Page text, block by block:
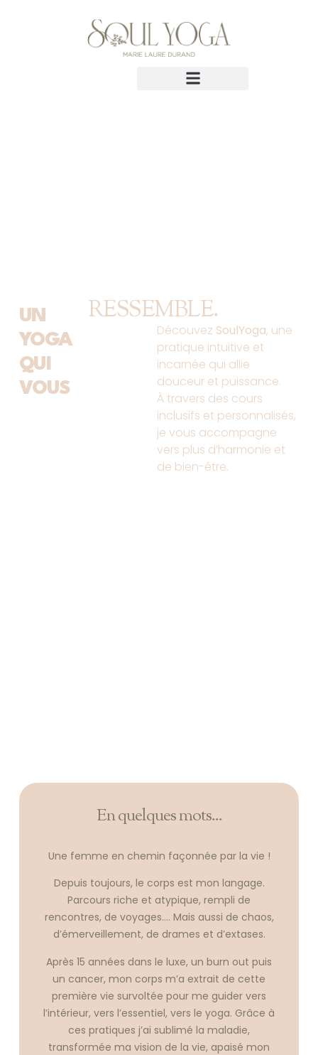
UN
YOGA
QUI
VOUS
RESSEMBLE.
Découvez SoulYoga, une
pratique intuitive et
incarnée qui allie
douceur et puissance.
À travers des cours
inclusifs et personnalisés,
je vous accompagne
vers plus d’harmonie et
de bien-être.
En quelques mots...
Une femme en chemin façonnée par la vie !
Depuis toujours, le corps est mon langage.
Parcours riche et atypique, rempli de
rencontres, de voyages…. Mais aussi de chaos,
d’émerveillement, de drames et d’extases.
Après 15 années dans le luxe, un burn out puis
un cancer, mon corps m’a extrait de cette
première vie survoltée pour me guider vers
l’intérieur, vers l’essentiel, vers le yoga. Grâce à
ces pratiques j’ai sublimé la maladie,
transformée ma vision de la vie, apaisé mon